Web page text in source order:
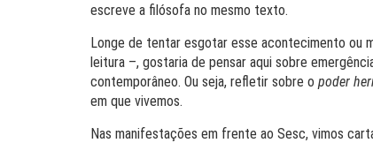
escreve a filósofa no mesmo texto.
Longe de tentar esgotar esse acontecimento ou
leitura –, gostaria de pensar aqui sobre
contemporâneo. Ou seja, refletir sobre o poder
em que vivemos.
Nas manifestações em frente ao Sesc, vimos